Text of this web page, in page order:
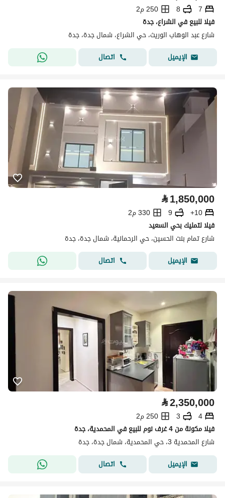
7
8
250 م2
فيلا للبيع في الشراع، جدة
شارع عبد الوهاب الوريث، حي الشراع، شمال جدة، جدة
الإيميل
اتصال
⃁1,850,000
10+
9
330 م2
فيلا لتمليك بحي السعيد
شارع تمام بنت الحسين، حي الرحمانية، شمال جدة، جدة
الإيميل
اتصال
⃁2,350,000
4
3
250 م2
فيلا مكونة من 4 غرف نوم للبيع في المحمدية، جدة
شارع المحمدية 3، حي المحمدية، شمال جدة، جدة
الإيميل
اتصال